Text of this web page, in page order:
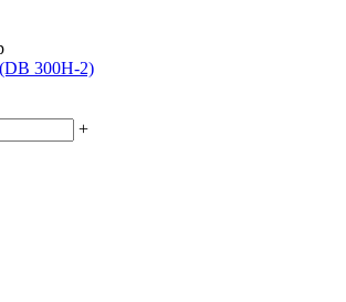
300Н-2)
+